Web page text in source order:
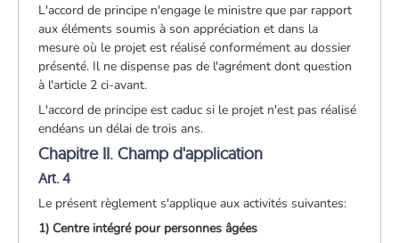
L'accord de principe n'engage le ministre que par rapport
aux éléments soumis à son appréciation et dans la
mesure où le projet est réalisé conformément au dossier
présenté. Il ne dispense pas de l'agrément dont question
à l'article 2 ci-avant.
L'accord de principe est caduc si le projet n'est pas réalisé
endéans un délai de trois ans.
Chapitre II. Champ d'application
Art. 4
Le présent règlement s'applique aux activités suivantes:
1) Centre intégré pour personnes âgées